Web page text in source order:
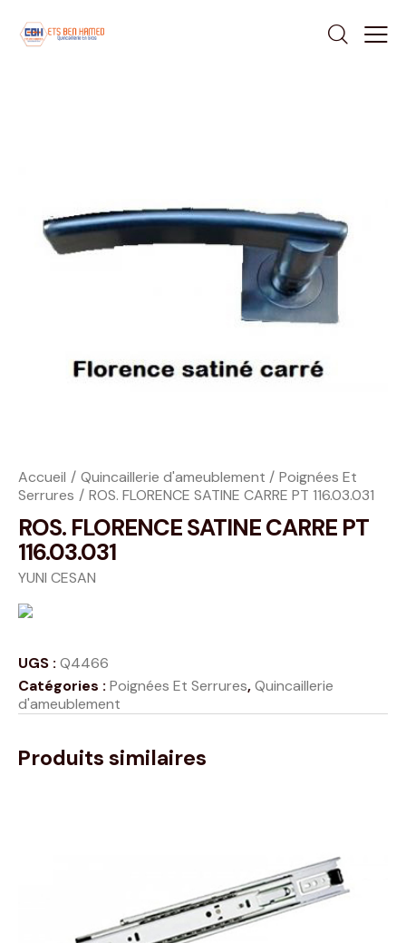
Accueil Quincaillerie d'ameublement
Poignées Et
Serrures
ROS. FLORENCE SATINE CARRE PT 116.03.031
ROS. FLORENCE SATINE CARRE PT
116.03.031
YUNI CESAN
UGS : Q4466
Catégories : Poignées Et Serrures,Quincaillerie
d'ameublement
Produits similaires